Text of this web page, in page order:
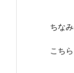
ちな
こち